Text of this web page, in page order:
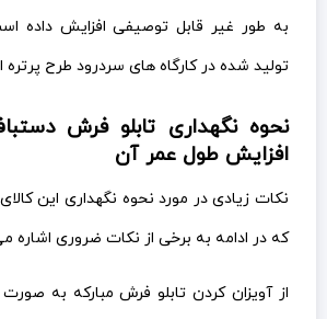
به طور غیر قابل توصیفی افزایش داده
تولید شده در کارگاه های سردرود طرح
نحوه نگهداری تابلو فرش
افزایش طول عمر آن
نکات زیادی در مورد نحوه نگهداری این
که در ادامه به برخی از نکات ضروری اشاره
از آویزان کردن تابلو فرش مبارکه به